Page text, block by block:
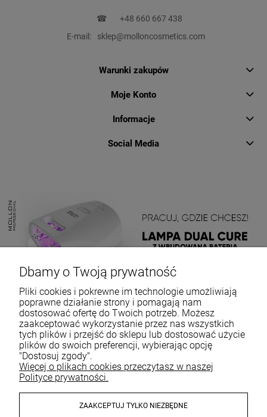
☎
+48 660 667 438
E-mail:
sklep@molloncosmetics.com
Warunki zakupów
Moje Konto
Informacje
Social Media
Dbamy o Twoją prywatność
Pliki cookies i pokrewne im technologie umożliwiają
poprawne działanie strony i pomagają nam
dostosować ofertę do Twoich potrzeb. Możesz
zaakceptować wykorzystanie przez nas wszystkich
tych plików i przejść do sklepu lub dostosować użycie
plików do swoich preferencji, wybierając opcję
"Dostosuj zgody".
Więcej o plikach cookies przeczytasz w naszej
Polityce prywatności.
ZAAKCEPTUJ TYLKO NIEZBĘDNE